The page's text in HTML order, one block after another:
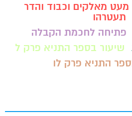
מאלקים וכבוד והדר
תעטרהו
פתיחה לחכמת הקבלה
שיעור בספר התניא פרק ל
התניא פרק לו